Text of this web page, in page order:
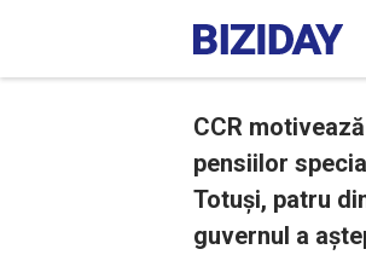
CCR
pensiilor
Totuși, patru
guvernul a